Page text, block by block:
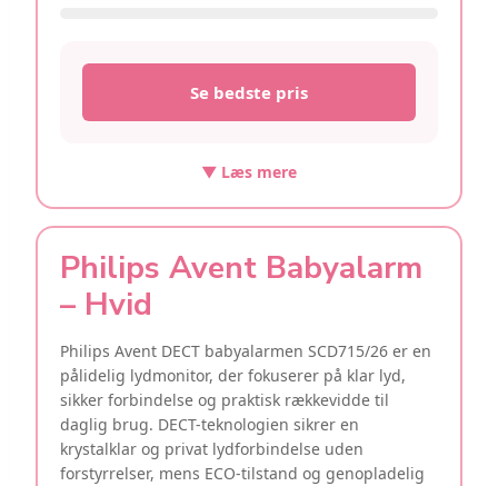
Se bedste pris
▼ Læs mere
Philips Avent Babyalarm
– Hvid
Philips Avent DECT babyalarmen SCD715/26 er en
pålidelig lydmonitor, der fokuserer på klar lyd,
sikker forbindelse og praktisk rækkevidde til
daglig brug. DECT-teknologien sikrer en
krystalklar og privat lydforbindelse uden
forstyrrelser, mens ECO-tilstand og genopladelig